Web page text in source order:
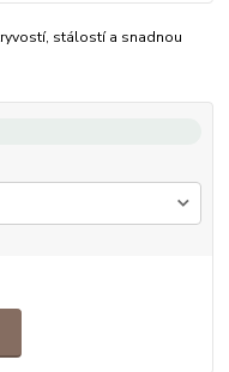
stálostí a snadnou